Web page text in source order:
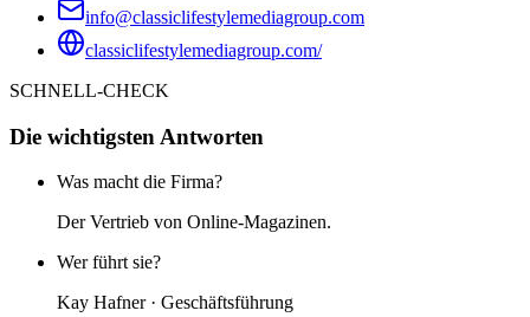
info@classiclifestylemediagroup.com
classiclifestylemediagroup.com/
SCHNELL-CHECK
Die wichtigsten Antworten
Was macht die Firma?
Der Vertrieb von Online-Magazinen.
Wer führt sie?
Kay Hafner · Geschäftsführung